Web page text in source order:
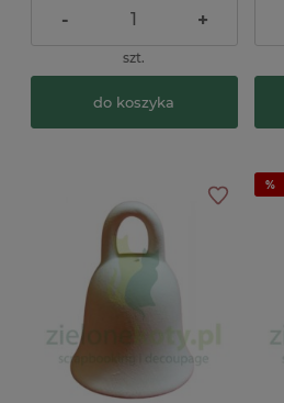
- +
szt.
do koszyka